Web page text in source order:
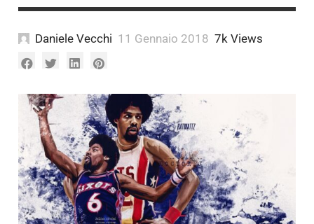
Daniele Vecchi 11 Gennaio 2018 7k Views